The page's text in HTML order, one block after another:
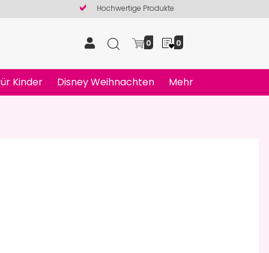
Hochwertige Produkte
0 0
Kinder Disney Weihnachten Mehr